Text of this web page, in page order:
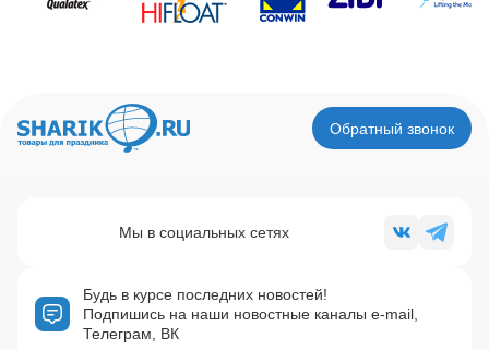
Обратный звонок
Будь в курсе последних новостей!
Подпишись на наши новостные каналы e-mail,
Телеграм, ВК
Мы в социальных сетях